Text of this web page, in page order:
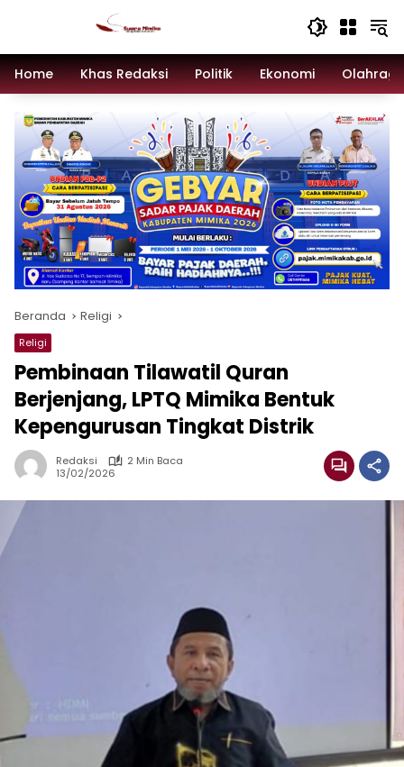
Home
Khas Redaksi Politik Ekonomi
Beranda Religi
Religi
Pembinaan Tilawatil Quran
Berjenjang, LPTQ Mimika Bentuk
Kepengurusan Tingkat Distrik
Redaksi
2 Min Baca
13/02/2026